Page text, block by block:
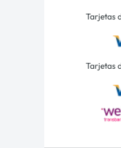
Tarjetas
Tarjetas